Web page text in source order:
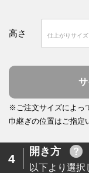
高さ
※ご注文サイズによっ
巾継ぎの位置はご指定
4
開き方
以下より選択